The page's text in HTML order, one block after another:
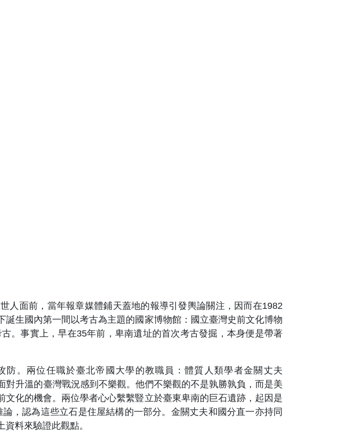
面前，當年報章媒體鋪天蓋地的報導引發輿論關注，因而在1982
生國內第一間以考古為主題的國家博物館：國立臺灣史前文化博物
。事實上，早在35年前，卑南遺址的首次考古發掘，本身便是帶著
。兩位任職於臺北帝國大學的教職員：體質人類學者金關丈夫
對升溫的臺灣戰況感到不樂觀。他們不樂觀的不是孰勝孰負，而是美
化的機會。兩位學者心心繫繫豎立於臺東卑南的巨石遺跡，起因是
，認為這些立石是住屋結構的一部分。金關丈夫和國分直一亦持同
料來驗證此觀點。